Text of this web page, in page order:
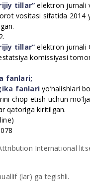
tillar” elektron jurnali
vositasi sifatida 2014
tillar” elektron jurnali
komissiyasi
fanlari;
fanlari yo’nalishlari
chop etish uchun
qatoriga kiritilgan.
International
(lar) ga tegishli.